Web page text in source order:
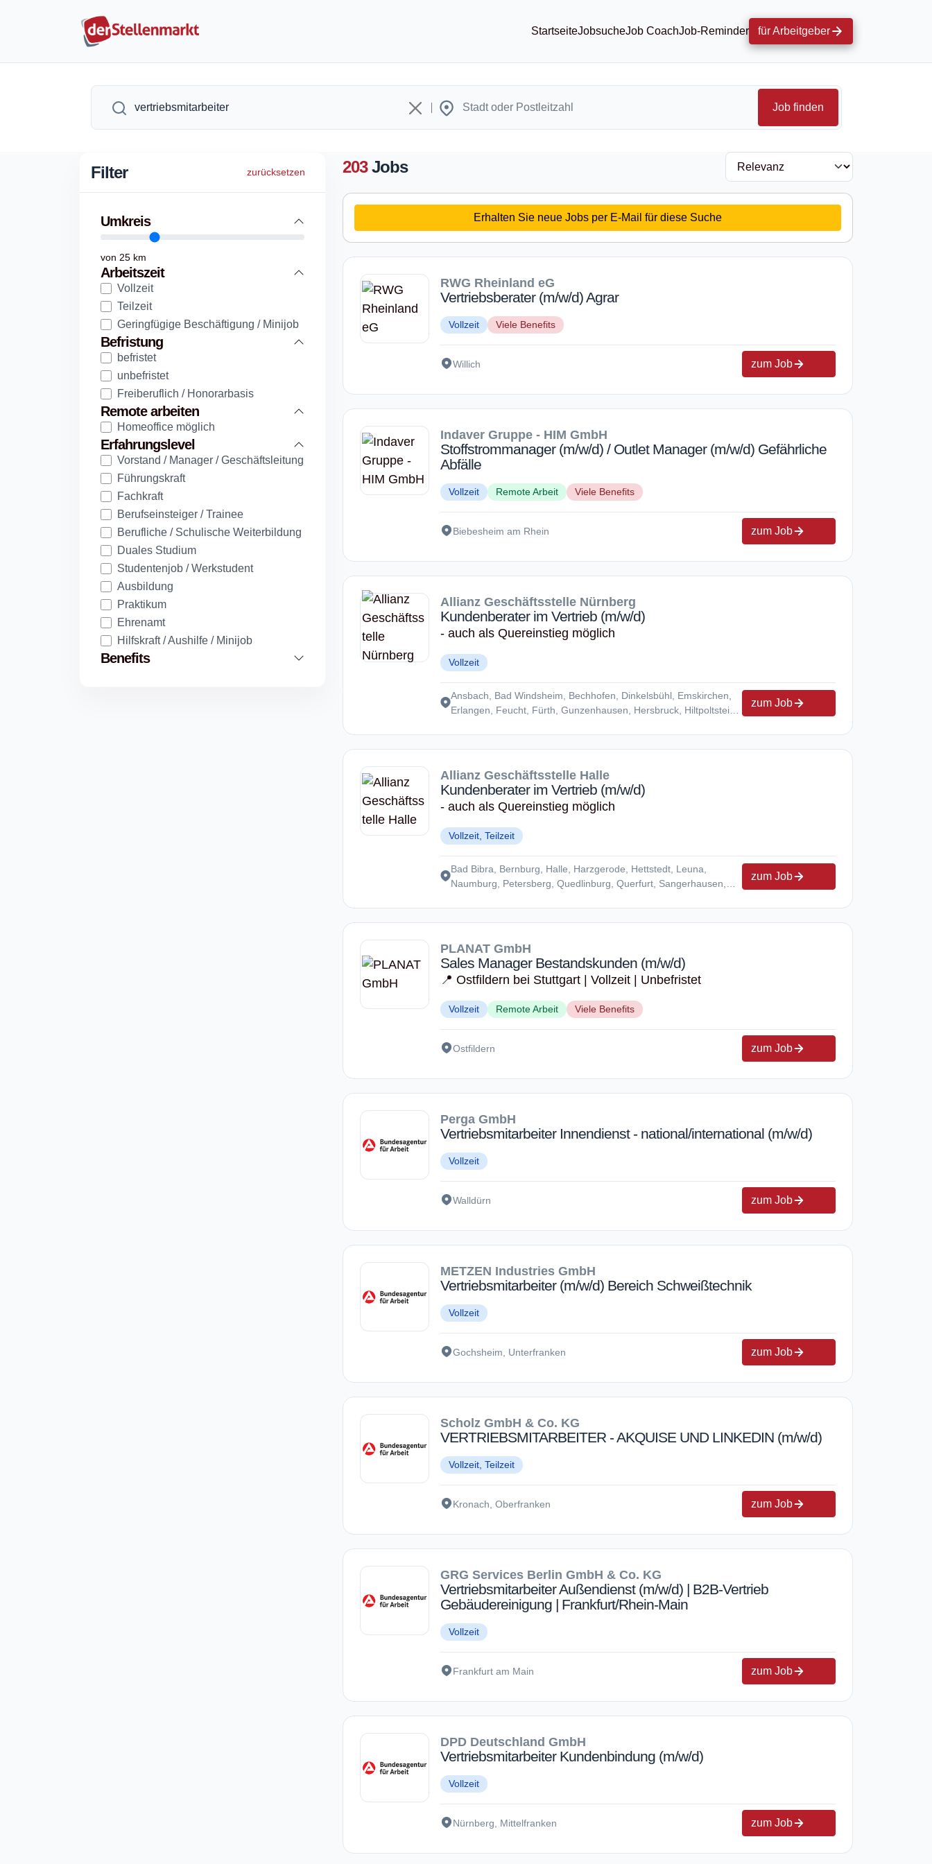
StartseiteJobsucheJob CoachJob-Reminder für Arbeitgeber
Job finden
Filter zurücksetzen
Umkreis
von 25 km
Arbeitszeit
Vollzeit
Teilzeit
Geringfügige Beschäftigung / Minijob
Befristung
befristet
unbefristet
Freiberuflich / Honorarbasis
Remote arbeiten
Homeoffice möglich
Erfahrungslevel
Vorstand / Manager / Geschäftsleitung
Führungskraft
Fachkraft
Berufseinsteiger / Trainee
Berufliche / Schulische Weiterbildung
Duales Studium
Studentenjob / Werkstudent
Ausbildung
Praktikum
Ehrenamt
Hilfskraft / Aushilfe / Minijob
Benefits
203Jobs
Erhalten Sie neue Jobs per E-Mail für diese Suche
RWG Rheinland eG
Vertriebsberater (m/w/d) Agrar
Vollzeit Viele Benefits
Willich zum Job
Indaver Gruppe - HIM GmbH
Stoffstrommanager (m/w/d) / Outlet Manager (m/w/d) Gefährliche
Abfälle
Vollzeit Remote Arbeit Viele Benefits
Biebesheim am Rhein zum Job
Allianz Geschäftsstelle Nürnberg
Kundenberater im Vertrieb (m/w/d)
- auch als Quereinstieg möglich
Vollzeit
Ansbach, Bad Windsheim, Bechhofen, Dinkelsbühl, Emskirchen,
Erlangen, Feucht, Fürth, Gunzenhausen, Hersbruck, Hiltpoltstein,
zum Job
Allianz Geschäftsstelle Halle
Kundenberater im Vertrieb (m/w/d)
- auch als Quereinstieg möglich
Vollzeit, Teilzeit
Bad Bibra, Bernburg, Halle, Harzgerode, Hettstedt, Leuna,
Naumburg, Petersberg, Quedlinburg, Querfurt, Sangerhausen,
zum Job
PLANAT GmbH
Sales Manager Bestandskunden (m/w/d)
📍 Ostfildern bei Stuttgart | Vollzeit | Unbefristet
Vollzeit Remote Arbeit Viele Benefits
Ostfildern zum Job
Perga GmbH
Vertriebsmitarbeiter Innendienst - national/international (m/w/d)
Vollzeit
Walldürn zum Job
METZEN Industries GmbH
Vertriebsmitarbeiter (m/w/d) Bereich Schweißtechnik
Vollzeit
Gochsheim, Unterfranken zum Job
Scholz GmbH & Co. KG
VERTRIEBSMITARBEITER - AKQUISE UND LINKEDIN (m/w/d)
Vollzeit, Teilzeit
Kronach, Oberfranken zum Job
GRG Services Berlin GmbH & Co. KG
Vertriebsmitarbeiter Außendienst (m/w/d) | B2B-Vertrieb
Gebäudereinigung | Frankfurt/Rhein-Main
Vollzeit
Frankfurt am Main zum Job
DPD Deutschland GmbH
Vertriebsmitarbeiter Kundenbindung (m/w/d)
Vollzeit
Nürnberg, Mittelfranken zum Job